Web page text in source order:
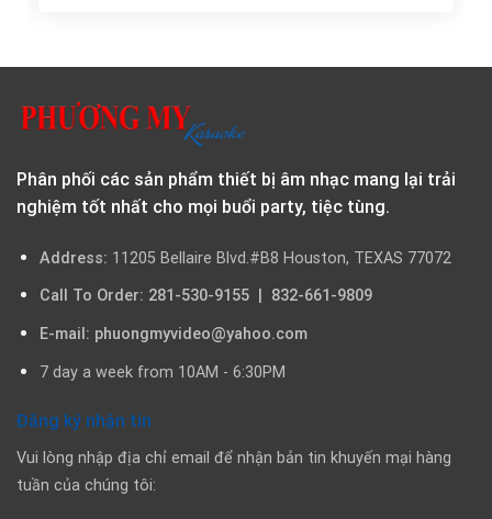
Phân phối các sản phẩm thiết bị âm nhạc mang lại trải
nghiệm tốt nhất cho mọi buổi party, tiệc tùng.
Address: 11205 Bellaire Blvd.#B8 Houston, TEXAS 77072
Call To Order: 281-530-9155 | 832-661-9809
E-mail: phuongmyvideo@yahoo.com
7 day a week from 10AM - 6:30PM
Đăng ký nhận tin
Vui lòng nhập địa chỉ email để nhận bản tin khuyến mại hàng
tuần của chúng tôi: